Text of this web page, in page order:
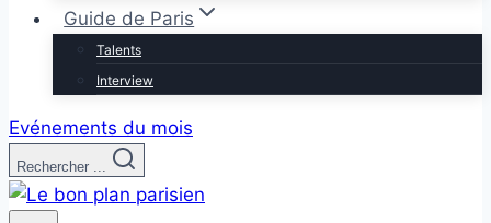
Guide de Paris
Talents
Interview
Evénements du mois
Rechercher ...